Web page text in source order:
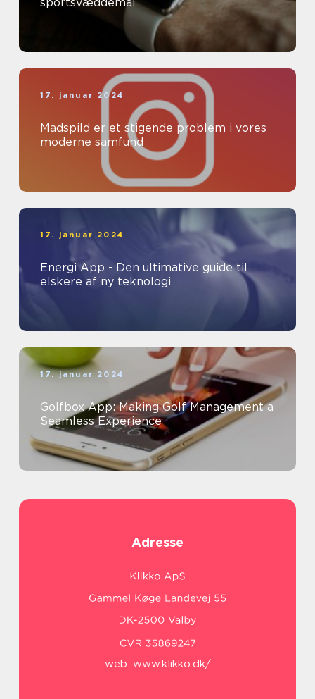
17. januar 2024
Madspild er et stigende problem i vores
moderne samfund
17. januar 2024
Energi App - Den ultimative guide til
elskere af ny teknologi
17. januar 2024
Golfbox App: Making Golf Management a
Seamless Experience
Adresse
web: www.klikko.dk/